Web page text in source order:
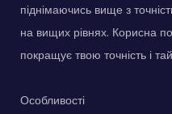
піднімаючись вище з
на вищих рівнях. Корисна
покращує твою точність і
Особливості